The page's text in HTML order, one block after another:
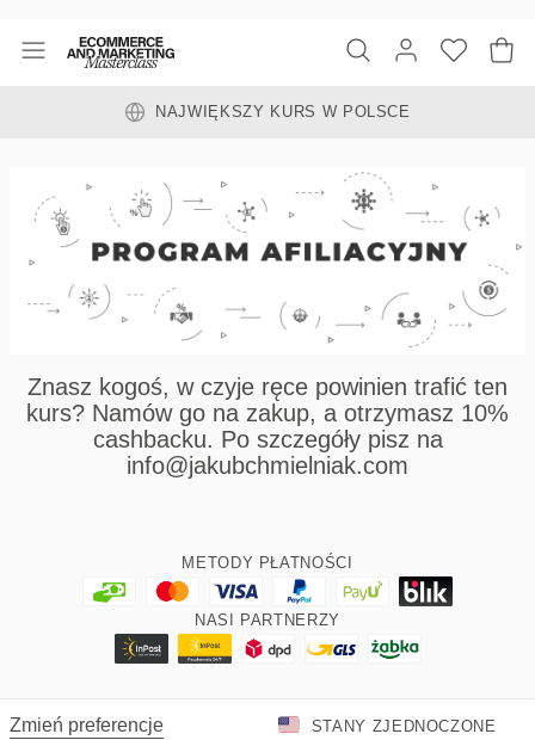
NAJWIĘKSZY KURS W POLSCE
Znasz kogoś, w czyje ręce powinien trafić ten
kurs? Namów go na zakup, a otrzymasz 10%
cashbacku. Po szczegóły pisz na
info@jakubchmielniak.com
METODY PŁATNOŚCI
NASI PARTNERZY
Zmień preferencje STANY ZJEDNOCZONE